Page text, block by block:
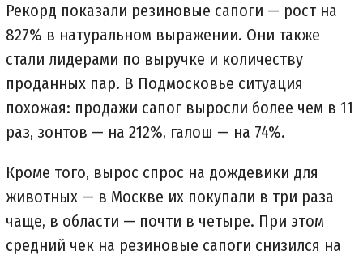
Рекорд показали резиновые сапоги — рост на
827% в натуральном выражении. Они также
стали лидерами по выручке и количеству
проданных пар. В Подмосковье ситуация
похожая: продажи сапог выросли более чем в 11
раз, зонтов — на 212%, галош — на 74%.
Кроме того, вырос спрос на дождевики для
животных — в Москве их покупали в три раза
чаще, в области — почти в четыре. При этом
средний чек на резиновые сапоги снизился на